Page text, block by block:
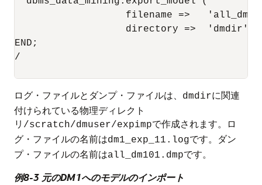
filename =>
                   directory =>  'dmdir');
END;
/
ログ・ファイルとダンプ・ファイルは、 dmdirに関連
付けられている物理ディレクト
リ /scratch/dmuser/expimpで作成されます。ロ
グ・ファイルの名前はdm1_exp_11.logです。ダン
プ・ファイルの名前はall_dm101.dmpです。
例8-3 元のDM1へのモデルのインポート